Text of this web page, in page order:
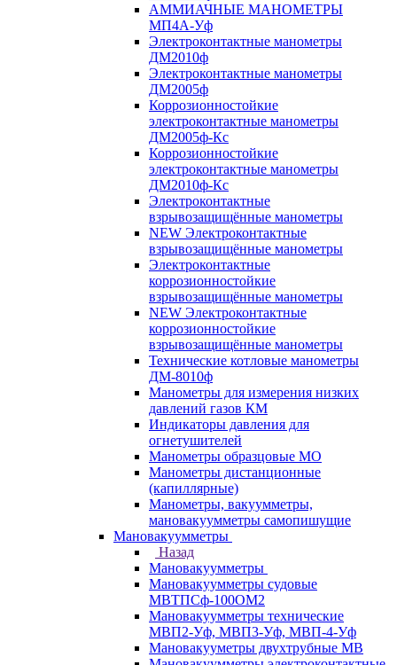
АММИАЧНЫЕ МАНОМЕТРЫ
МП4А-Уф
Электроконтактные манометры
ДМ2010ф
Электроконтактные манометры
ДМ2005ф
Коррозионностойкие
электроконтактные манометры
ДМ2005ф-Кс
Коррозионностойкие
электроконтактные манометры
ДМ2010ф-Кс
Электроконтактные
взрывозащищённые манометры
NEW Электроконтактные
взрывозащищённые манометры
Электроконтактные
коррозионностойкие
взрывозащищённые манометры
NEW Электроконтактные
коррозионностойкие
взрывозащищённые манометры
Технические котловые манометры
ДМ-8010ф
Манометры для измерения низких
давлений газов КМ
Индикаторы давления для
огнетушителей
Манометры образцовые МО
Манометры дистанционные
(капиллярные)
Манометры, вакуумметры,
мановакуумметры самопишущие
Мановакуумметры
Назад
Мановакуумметры
Мановакуумметры судовые
МВТПСф-100ОМ2
Мановакуумметры технические
МВП2-Уф, МВП3-Уф, МВП-4-Уф
Мановакууметры двухтрубные МВ